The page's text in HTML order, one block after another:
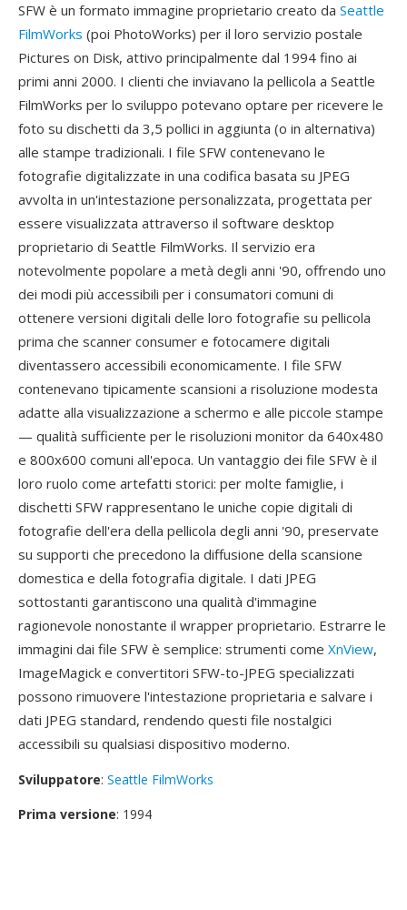
SFW è un formato immagine proprietario creato da Seattle
FilmWorks (poi PhotoWorks) per il loro servizio postale
Pictures on Disk, attivo principalmente dal 1994 fino ai
primi anni 2000. I clienti che inviavano la pellicola a Seattle
FilmWorks per lo sviluppo potevano optare per ricevere le
foto su dischetti da 3,5 pollici in aggiunta (o in alternativa)
alle stampe tradizionali. I file SFW contenevano le
fotografie digitalizzate in una codifica basata su JPEG
avvolta in un'intestazione personalizzata, progettata per
essere visualizzata attraverso il software desktop
proprietario di Seattle FilmWorks. Il servizio era
notevolmente popolare a metà degli anni '90, offrendo uno
dei modi più accessibili per i consumatori comuni di
ottenere versioni digitali delle loro fotografie su pellicola
prima che scanner consumer e fotocamere digitali
diventassero accessibili economicamente. I file SFW
contenevano tipicamente scansioni a risoluzione modesta
adatte alla visualizzazione a schermo e alle piccole stampe
— qualità sufficiente per le risoluzioni monitor da 640x480
e 800x600 comuni all'epoca. Un vantaggio dei file SFW è il
loro ruolo come artefatti storici: per molte famiglie, i
dischetti SFW rappresentano le uniche copie digitali di
fotografie dell'era della pellicola degli anni '90, preservate
su supporti che precedono la diffusione della scansione
domestica e della fotografia digitale. I dati JPEG
sottostanti garantiscono una qualità d'immagine
ragionevole nonostante il wrapper proprietario. Estrarre le
immagini dai file SFW è semplice: strumenti come XnView,
ImageMagick e convertitori SFW-to-JPEG specializzati
possono rimuovere l'intestazione proprietaria e salvare i
dati JPEG standard, rendendo questi file nostalgici
accessibili su qualsiasi dispositivo moderno.
Sviluppatore: Seattle FilmWorks
Prima versione: 1994